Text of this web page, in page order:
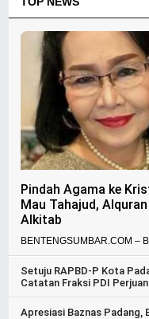
Pindah Agama ke
Mau Tahajud,
Alkitab
BENTENGSUMBAR.COM –
Setuju RAPBD-P Kota
Catatan Fraksi PDI
Apresiasi Baznas Padang,